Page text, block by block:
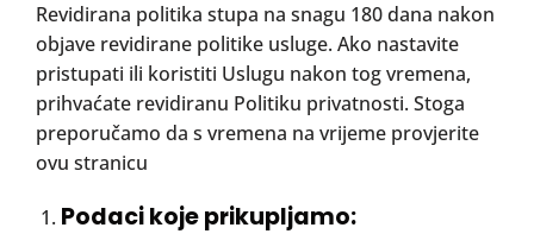
Revidirana politika stupa na snagu 180 dana nakon
objave revidirane politike usluge. Ako nastavite
pristupati ili koristiti Uslugu nakon tog vremena,
prihvaćate revidiranu Politiku privatnosti. Stoga
preporučamo da s vremena na vrijeme provjerite
ovu stranicu
Podaci koje prikupljamo: